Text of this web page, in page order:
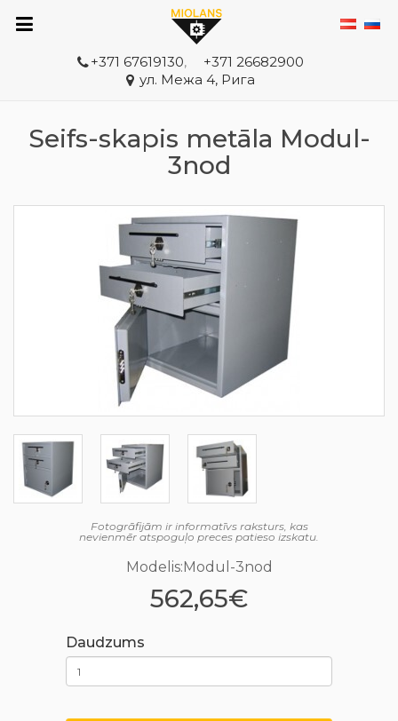
+371 67619130,
+371 26682900
ул. Межа 4, Рига
Seifs-skapis metāla Modul-
3nod
Fotogrāfijām ir informatīvs raksturs, kas
nevienmēr atspoguļo preces patieso izskatu.
Modelis:Modul-3nod
562,65€
Daudzums